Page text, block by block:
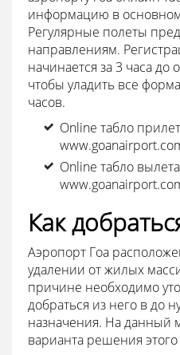
информацию в
Регулярные полеты
направлениям.
начинается за 3 часа
чтобы уладить все
часов.
Online табло
Online табло
Как
Аэропорт Гоа
удалении от жилых
причине необходимо
добраться из него в до
назначения. На данный
варианта решения